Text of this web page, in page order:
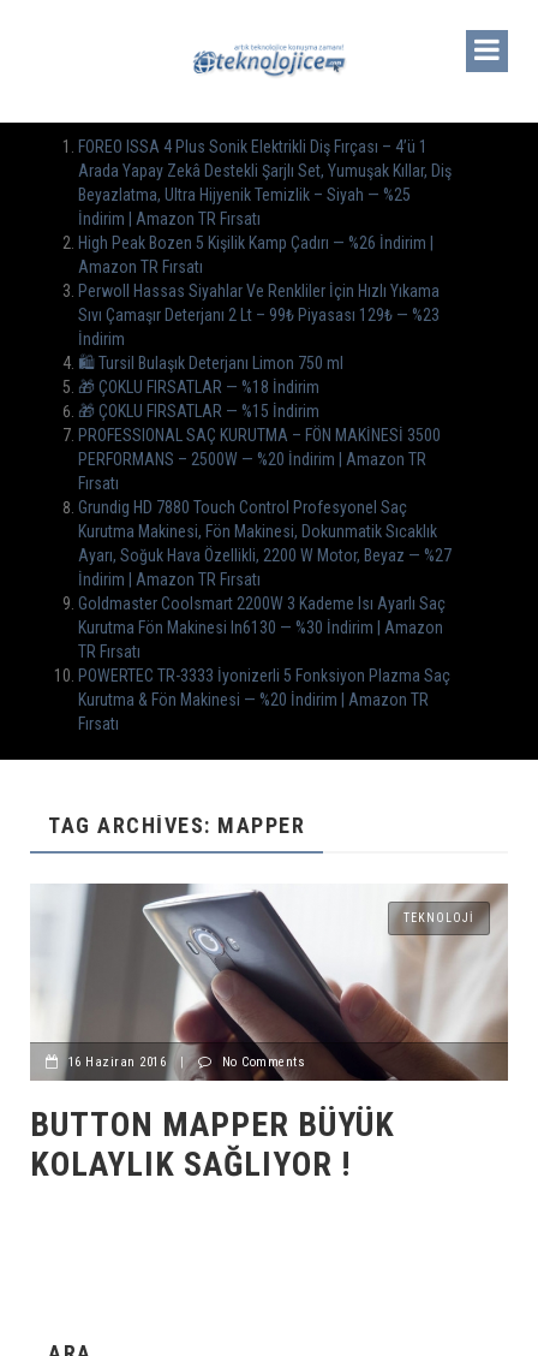
FOREO ISSA 4 Plus Sonik Elektrikli Diş Fırçası – 4’ü 1
Arada Yapay Zekâ Destekli Şarjlı Set, Yumuşak Kıllar, Diş
Beyazlatma, Ultra Hijyenik Temizlik – Siyah — %25
İndirim | Amazon TR Fırsatı
High Peak Bozen 5 Kişilik Kamp Çadırı — %26 İndirim |
Amazon TR Fırsatı
Perwoll Hassas Siyahlar Ve Renkliler İçin Hızlı Yıkama
Sıvı Çamaşır Deterjanı 2 Lt – 99₺ Piyasası 129₺ — %23
İndirim
🛍️ Tursil Bulaşık Deterjanı Limon 750 ml
🎁 ÇOKLU FIRSATLAR — %18 İndirim
🎁 ÇOKLU FIRSATLAR — %15 İndirim
PROFESSIONAL SAÇ KURUTMA – FÖN MAKİNESİ 3500
PERFORMANS – 2500W — %20 İndirim | Amazon TR
Fırsatı
Grundig HD 7880 Touch Control Profesyonel Saç
Kurutma Makinesi, Fön Makinesi, Dokunmatik Sıcaklık
Ayarı, Soğuk Hava Özellikli, 2200 W Motor, Beyaz — %27
İndirim | Amazon TR Fırsatı
Goldmaster Coolsmart 2200W 3 Kademe Isı Ayarlı Saç
Kurutma Fön Makinesi In6130 — %30 İndirim | Amazon
TR Fırsatı
POWERTEC TR-3333 İyonizerli 5 Fonksiyon Plazma Saç
Kurutma & Fön Makinesi — %20 İndirim | Amazon TR
Fırsatı
TAG ARCHIVES: MAPPER
TEKNOLOJI
16 Haziran 2016 | No Comments
BUTTON MAPPER BÜYÜK
KOLAYLIK SAĞLIYOR !